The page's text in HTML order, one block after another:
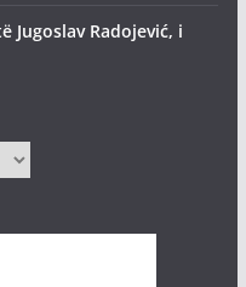
Radojević, i